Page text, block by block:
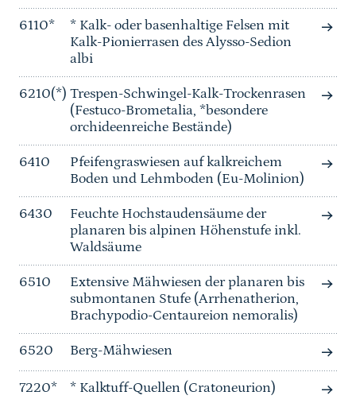
6110*
* Kalk- oder basenhaltige Felsen mit
Kalk-Pionierrasen des Alysso-Sedion
albi
6210(*) Trespen-Schwingel-Kalk-Trockenrasen
(Festuco-Brometalia, *besondere
orchideenreiche Bestände)
6410
Pfeifengraswiesen auf kalkreichem
Boden und Lehmboden (Eu-Molinion)
6430
Feuchte Hochstaudensäume der
planaren bis alpinen Höhenstufe inkl.
Waldsäume
6510
Extensive Mähwiesen der planaren bis
submontanen Stufe (Arrhenatherion,
Brachypodio-Centaureion nemoralis)
6520 Berg-Mähwiesen
7220* * Kalktuff-Quellen (Cratoneurion)